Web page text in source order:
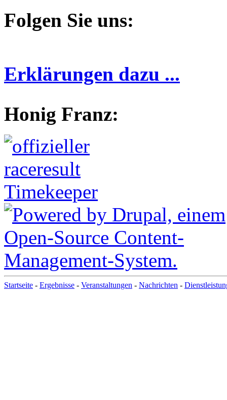
Folgen Sie uns:
Erklärungen dazu ...
Honig Franz:
Startseite - Ergebnisse - Veranstaltungen - Nachrichten -